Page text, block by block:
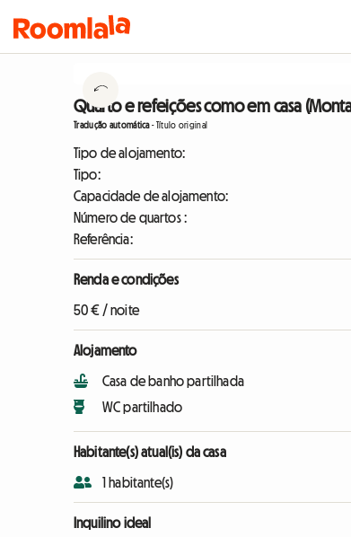
Quarto e refeições como em casa
Tradução automática-Título original
Tipo de alojamento:
Tipo:
Capacidade de alojamento:
Número de quartos :
Referência:
Renda e condições
50 € / noite
Alojamento
Casa de banho partilhada
WC partilhado
Habitante(s) atual(is) da casa
1 habitante(s)
Inquilino ideal